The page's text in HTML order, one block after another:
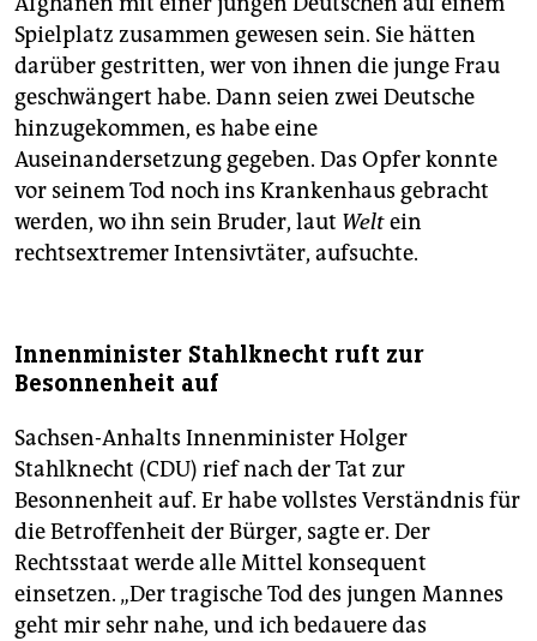
Spielplatz zusammen gewesen sein. Sie hätten
darüber gestritten, wer von ihnen die junge Frau
geschwängert habe. Dann seien zwei Deutsche
hinzugekommen, es habe eine
Auseinandersetzung gegeben. Das Opfer konnte
vor seinem Tod noch ins Krankenhaus gebracht
werden, wo ihn sein Bruder, laut Weltein
rechtsextremer Intensivtäter, aufsuchte.
Innenminister Stahlknecht ruft zur
Besonnenheit auf
Sachsen-Anhalts Innenminister Holger
Stahlknecht (CDU) rief nach der Tat zur
Besonnenheit auf. Er habe vollstes Verständnis für
die Betroffenheit der Bürger, sagte er. Der
Rechtsstaat werde alle Mittel konsequent
einsetzen. „Der tragische Tod des jungen Mannes
geht mir sehr nahe, und ich bedauere das